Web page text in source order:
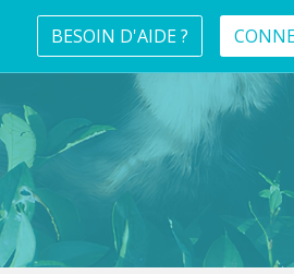
BESOIN D'AIDE ?